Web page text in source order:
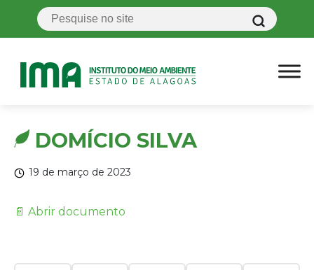
DOMÍCIO SILVA
19 de março de 2023
📄 Abrir documento